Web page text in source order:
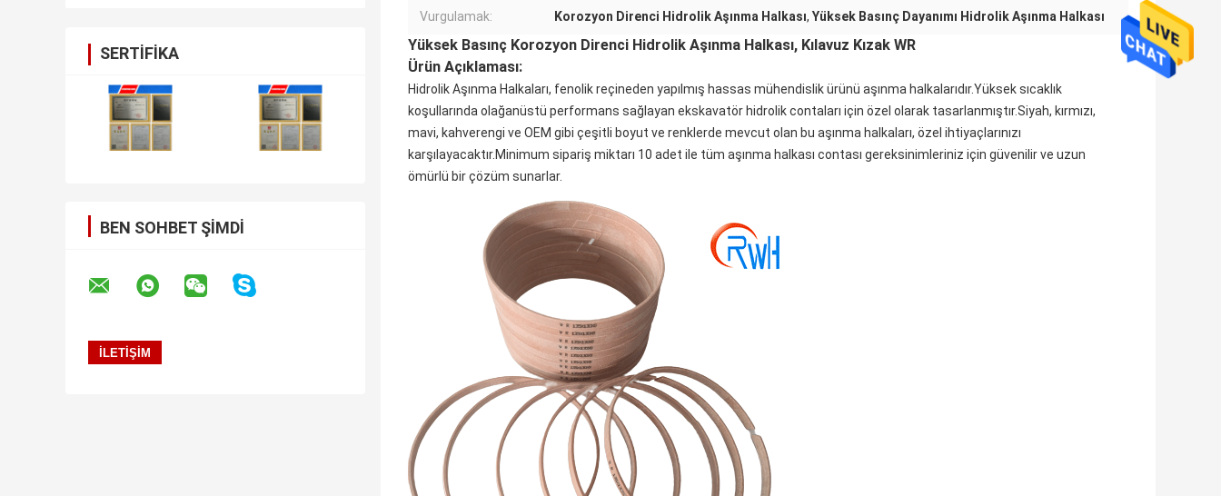
SERTIFIKA
BEN SOHBET ŞIMDI
Vurgulamak: Korozyon Direnci Hidrolik Aşınma Halkası, Yüksek Basınç Dayanımı Hidrolik Aşınma Halkası
Yüksek Basınç Korozyon Direnci Hidrolik Aşınma Halkası, Kılavuz Kızak WR
Ürün Açıklaması:
Hidrolik Aşınma Halkaları, fenolik reçineden yapılmış hassas mühendislik ürünü aşınma halkalarıdır.Yüksek sıcaklık
koşullarında olağanüstü performans sağlayan ekskavatör hidrolik contaları için özel olarak tasarlanmıştır.Siyah, kırmızı,
mavi, kahverengi ve OEM gibi çeşitli boyut ve renklerde mevcut olan bu aşınma halkaları, özel ihtiyaçlarınızı
karşılayacaktır.Minimum sipariş miktarı 10 adet ile tüm aşınma halkası contası gereksinimleriniz için güvenilir ve uzun
ömürlü bir çözüm sunarlar.